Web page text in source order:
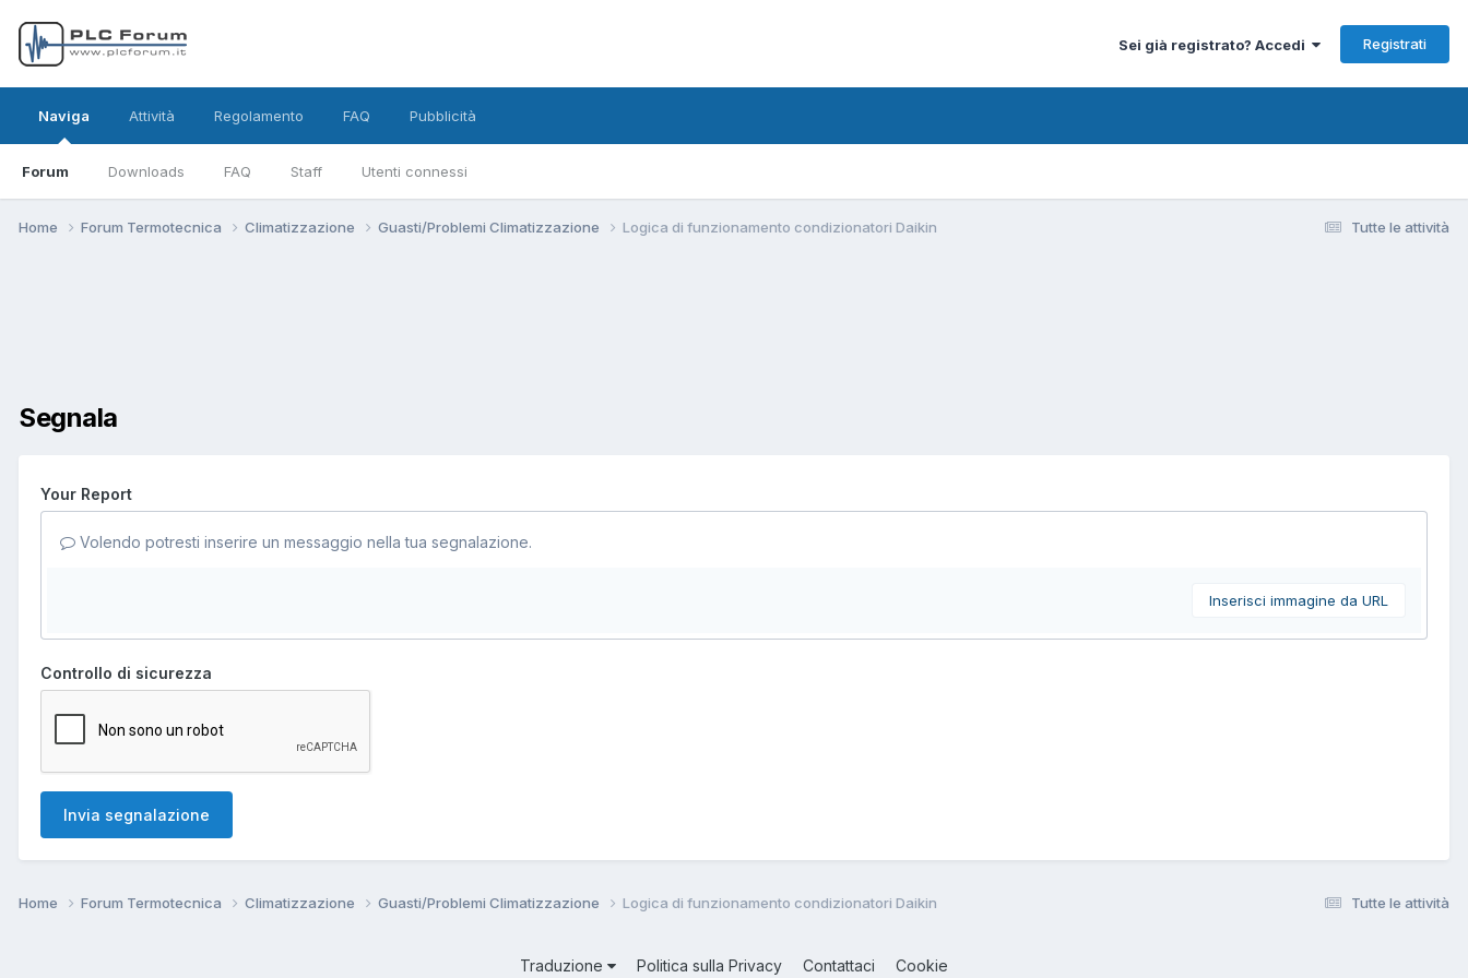
Sei già registrato? Accedi Registrati
Naviga
Forum Downloads FAQ Staff Utenti connessi
Attività Regolamento FAQ Pubblicità
Tutte le attività
Home Forum Termotecnica Climatizzazione Guasti/Problemi Climatizzazione Logica di funzionamento condizionatori Daikin
Segnala
Your Report
Volendo potresti inserire un messaggio nella tua segnalazione.
Inserisci immagine da URL
Controllo di sicurezza
Invia segnalazione
Tutte le attività
Home Forum Termotecnica Climatizzazione Guasti/Problemi Climatizzazione Logica di funzionamento condizionatori Daikin
Traduzione Politica sulla Privacy Contattaci Cookie